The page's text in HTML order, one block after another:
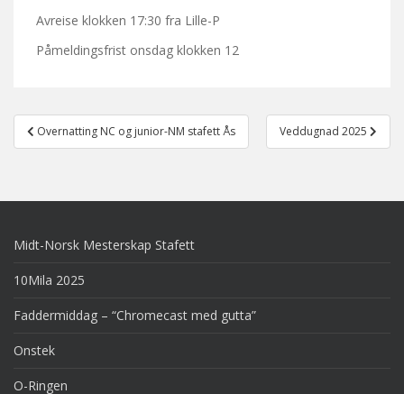
Avreise klokken 17:30 fra Lille-P
Påmeldingsfrist onsdag klokken 12
Post
navigation
Overnatting NC og junior-NM stafett Ås Veddugnad 2025
Midt-Norsk Mesterskap Stafett
10Mila 2025
Faddermiddag – “Chromecast med gutta”
Onstek
O-Ringen